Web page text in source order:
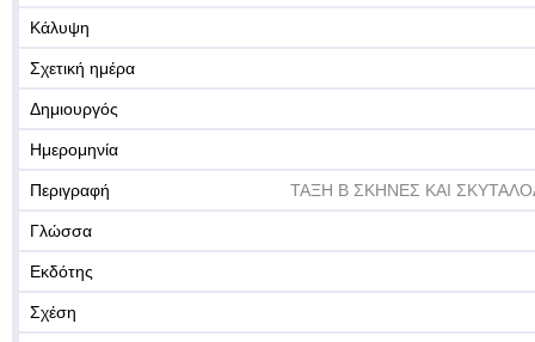
Κάλυψη
Σχετική ημέρα
Δημιουργός
Ημερομηνία
Περιγραφή ΤΑΞΗ Β ΣΚΗΝΕΣ ΚΑΙ
Γλώσσα
Εκδότης
Σχέση